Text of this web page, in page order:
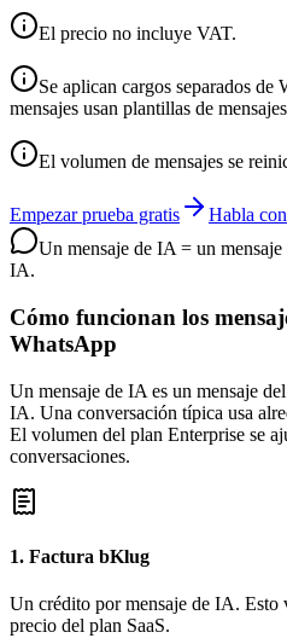
El precio no incluye VAT.
Se aplican cargos separados
mensajes usan plantillas de
El volumen de mensajes se
Empezar prueba gratis
Habla
Un mensaje de IA = un
IA.
Cómo funcionan los
WhatsApp
Un mensaje de IA es un mensaje
IA. Una conversación típica usa
El volumen del plan Enterprise se
conversaciones.
1. Factura bKlug
Un crédito por mensaje de IA. Esto
precio del plan SaaS.